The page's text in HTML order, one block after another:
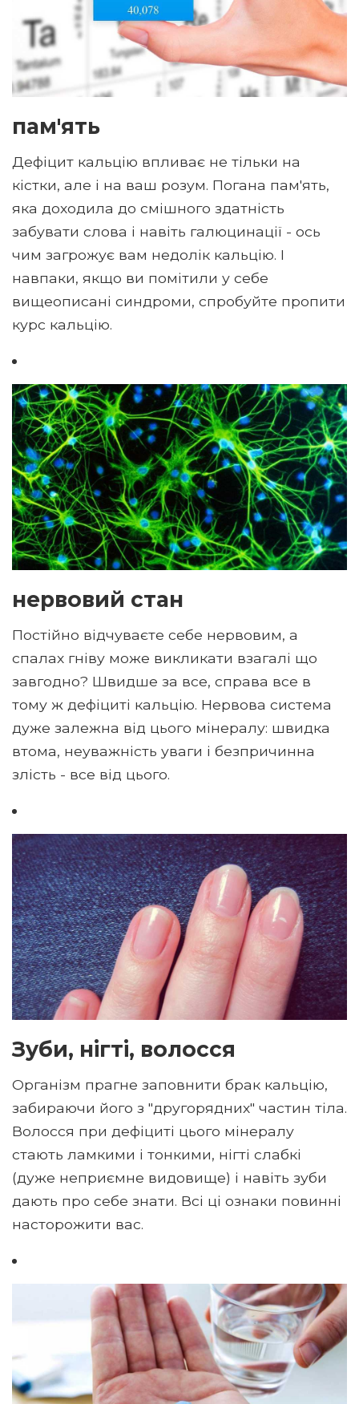
пам'ять
Дефіцит кальцію впливає не тільки на
кістки, але і на ваш розум. Погана пам'ять,
яка доходила до смішного здатність
забувати слова і навіть галюцинації - ось
чим загрожує вам недолік кальцію. І
навпаки, якщо ви помітили у себе
вищеописані синдроми, спробуйте пропити
курс кальцію.
нервовий стан
Постійно відчуваєте себе нервовим, а
спалах гніву може викликати взагалі що
завгодно? Швидше за все, справа все в
тому ж дефіциті кальцію. Нервова система
дуже залежна від цього мінералу: швидка
втома, неуважність уваги і безпричинна
злість - все від цього.
Зуби, нігті, волосся
Організм прагне заповнити брак кальцію,
забираючи його з "другорядних" частин тіла.
Волосся при дефіциті цього мінералу
стають ламкими і тонкими, нігті слабкі
(дуже неприємне видовище) і навіть зуби
дають про себе знати. Всі ці ознаки повинні
насторожити вас.